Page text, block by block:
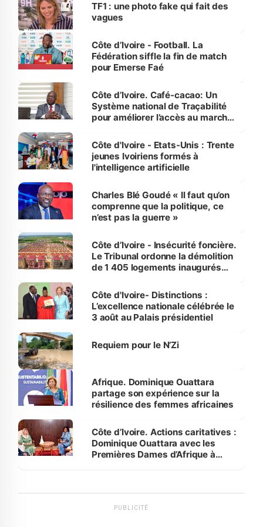
TF1 : une photo fake qui fait des
vagues
Côte d’Ivoire - Football. La
Fédération siffle la fin de match
pour Emerse Faé
Côte d’Ivoire. Café-cacao: Un
Système national de Traçabilité
pour améliorer l’accès au marché
Côte d'Ivoire - Etats-Unis : Trente
jeunes Ivoiriens formés à
l'intelligence artificielle
Charles Blé Goudé « Il faut qu’on
comprenne que la politique, ce
n’est pas la guerre »
Côte d’Ivoire - Insécurité foncière.
Le Tribunal ordonne la démolition
de 1 405 logements inaugurés
Bassam
Côte d'Ivoire- Distinctions :
L’excellence nationale célébrée le
3 août au Palais présidentiel
Requiem pour le N’Zi
Afrique. Dominique Ouattara
partage son expérience sur la
résilience des femmes africaines
Côte d’Ivoire. Actions caritatives :
Dominique Ouattara avec les
Premières Dames d’Afrique à
PUBLICITÉ